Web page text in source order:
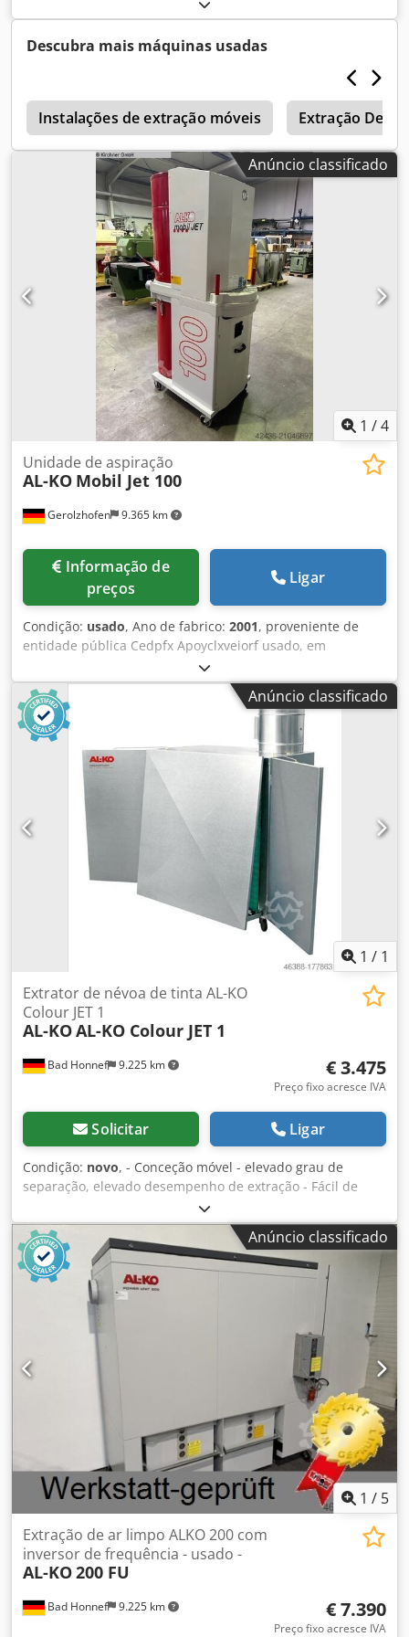
Descubra mais máquinas usadas
Instalações de extração móveis Extração De
Anúncio classificado
1 /4
Gerolzhofen 9.365 km
Unidade de aspiração
AL-KO Mobil Jet 100
preços
Ligar
Condição: usado, Ano de fabrico: 2001, proveniente de
entidade pública Cedpfx Apoyclxveiorf usado, em
excelente estado, pouco usado Marca AL-KO Modelo Mobil
Jet 100 Ano de fabrico 2001 Nº máquina 2433306444
Unidade de ar limpo / vácuo Testado para poeiras GS
Certificação CE de tipo Motor de 1,5 kW Diâmetro de
ligação 100 mm Pressão 1572 Pa Capacidade de ar 770
m³/h 1 barril de recolha de 50 cm Limpeza manual do filtro
Sensor de pressão do filtro Preço novo aprox. 3.600,00 EUR
Dimensões aprox. 1200 x 1700 x 2000 mm Peso aprox. 120
kg Local de armazenamento: 97447 Gerolzhofen, carregado
livremente, não embalado Entrega no estado real
conforme visto, sem garantia nem responsabilidade
Anúncio classificado
1 / 1
Bad Honnef 9.225 km
Extrator de névoa de tinta AL-KO
Colour JET 1
AL-KOAL-KO Colour JET 1
€ 3.475
Preço fixo acresce IVA
Solicitar Ligar
Condição: novo, - Conceção móvel - elevado grau de
separação, elevado desempenho de extração - Fácil de
manusear - longa vida útil do filtro, portanto, pouco tempo
de paragem - mais flexível graças à tecnologia de extração
com sistema de placa frontal Cjdpfx Aju T Hrpopisrf -
certificado para ATEX Zona 2 ----- Dados técnicos -----
Débito de ar: 4.600 m³/h, pressão utilizável: 500 Pa, Área
de filtragem com pré-filtro e filtro fino: 1 m², Ligação Ø: 300
mm, Motor 400 V: 1,5 kW, Velocidade do motor: 1.410 rpm,
Dimensões (CxLxA) aberto: 1.897 x 1.405 x 1.144 mm,
Dimensões (CxLxA) fechado: 1.012 x 1.405 x 912 mm, Peso:
175 kg + Cabo de 5 m com ficha e válvula de
Anúncio classificado
1 / 5
Bad Honnef 9.225 km
Extração de ar limpo ALKO 200 com
inversor de frequência - usado -
AL-KO200 FU
€ 7.390
Preço fixo acresce IVA